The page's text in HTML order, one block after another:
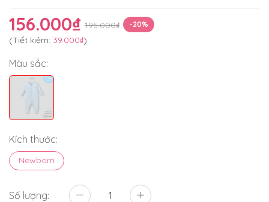
156.000₫ 195.000₫ -20%
(Tiết kiệm: 39.000₫)
Màu sắc:
Kích thước:
Newborn
Số lượng: